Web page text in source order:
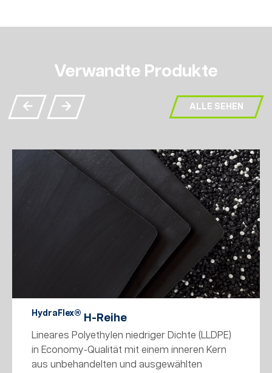
Verwandte Produkte
ALLE SEHEN
HydraFlex® H-Reihe
Lineares Polyethylen niedriger Dichte (LLDPE)
in Economy-Qualität mit einem inneren Kern
aus unbehandelten und ausgewählten